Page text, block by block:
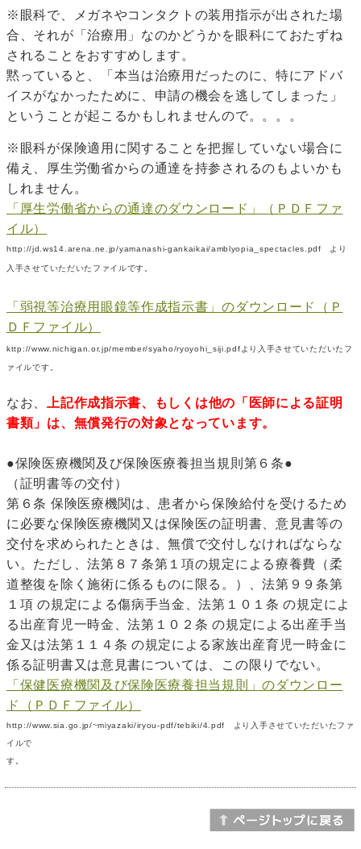
※眼科で、メガネやコンタクトの装用指示が出された場
合、それが「治療用」なのかどうかを眼科にておたずね
されることをおすすめします。
黙っていると、「本当は治療用だったのに、特にアドバ
イスがなかったために、申請の機会を逃してしまった」
ということが起こるかもしれませんので。。。。
※眼科が保険適用に関することを把握していない場合に
備え、厚生労働省からの通達を持参されるのもよいかも
しれません。
「厚生労働省からの通達のダウンロード」（ＰＤＦファ
イル）
http://jd.ws14.arena.ne.jp/yamanashi-gankaikai/amblyopia_spectacles.pdf より
入手させていただいたファイルです。
「弱視等治療用眼鏡等作成指示書」のダウンロード（Ｐ
ＤＦファイル）
kttp://www.nichigan.or.jp/member/syaho/ryoyohi_siji.pdfより入手させていただいたフ
ァイルです。
なお、上記作成指示書、もしくは他の「医師による証明
書類」は、無償発行の対象となっています。
●保険医療機関及び保険医療養担当規則第６条●
（証明書等の交付）
第６条 保険医療機関は、患者から保険給付を受けるため
に必要な保険医療機関又は保険医の証明書、意見書等の
交付を求められたときは、無償で交付しなければならな
い。ただし、法第８７条第１項の規定による療養費（柔
道整復を除く施術に係るものに限る。）、法第９９条第
１項 の規定による傷病手当金、法第１０１条 の規定によ
る出産育児一時金、法第１０２条 の規定による出産手当
金又は法第１１４条 の規定による家族出産育児一時金に
係る証明書又は意見書については、この限りでない。
「保健医療機関及び保険医療養担当規則」のダウンロー
ド（ＰＤＦファイル）
http://www.sia.go.jp/~miyazaki/iryou-pdf/tebiki/4.pdf より入手させていただいたファ
イルで
す。